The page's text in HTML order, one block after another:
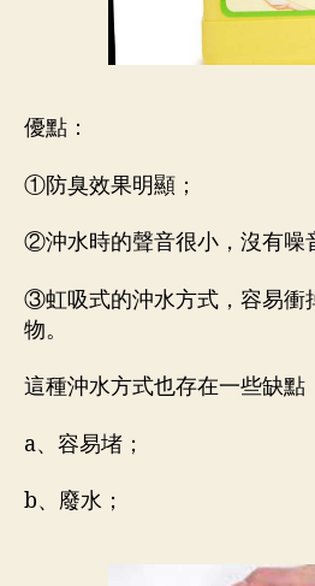
優點：
①防臭效果明顯；
②沖水時的聲音很小，沒有噪
③虹吸式的沖水方式，容易衝
物。
這種沖水方式也存在一些缺點
a、容易堵；
b、廢水；